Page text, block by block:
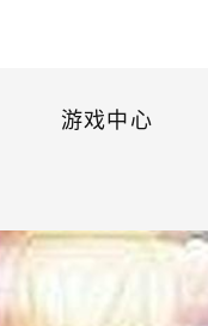
游戏中心